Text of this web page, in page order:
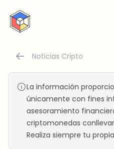
CryptoTicker
Noticias Cripto
La información
únicamente con fines
asesoramiento
criptomonedas
Realiza siempre tu